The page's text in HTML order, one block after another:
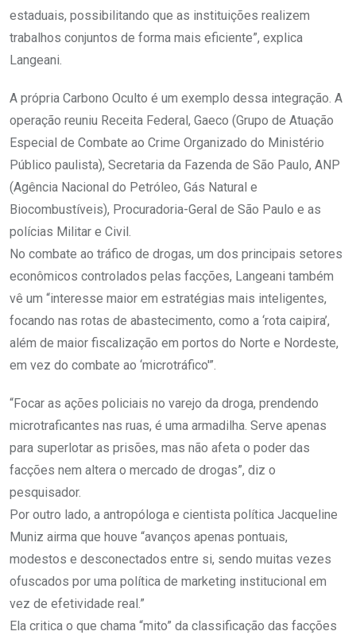
estaduais, possibilitando que as instituições realizem
trabalhos conjuntos de forma mais eficiente”, explica
Langeani.
A própria Carbono Oculto é um exemplo dessa integração. A
operação reuniu Receita Federal, Gaeco (Grupo de Atuação
Especial de Combate ao Crime Organizado do Ministério
Público paulista), Secretaria da Fazenda de São Paulo, ANP
(Agência Nacional do Petróleo, Gás Natural e
Biocombustíveis), Procuradoria-Geral de São Paulo e as
polícias Militar e Civil.
No combate ao tráfico de drogas, um dos principais setores
econômicos controlados pelas facções, Langeani também
vê um “interesse maior em estratégias mais inteligentes,
focando nas rotas de abastecimento, como a ‘rota caipira’,
além de maior fiscalização em portos do Norte e Nordeste,
em vez do combate ao ‘microtráfico'”.
“Focar as ações policiais no varejo da droga, prendendo
microtraficantes nas ruas, é uma armadilha. Serve apenas
para superlotar as prisões, mas não afeta o poder das
facções nem altera o mercado de drogas”, diz o
pesquisador.
Por outro lado, a antropóloga e cientista política Jacqueline
Muniz airma que houve “avanços apenas pontuais,
modestos e desconectados entre si, sendo muitas vezes
ofuscados por uma política de marketing institucional em
vez de efetividade real.”
Ela critica o que chama “mito” da classificação das facções